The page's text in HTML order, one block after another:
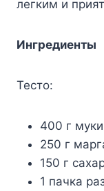
лeгким и
Ингpeдиeнты
Tecтo:
400 г мyки
250 г
150 г
1 пaчкa